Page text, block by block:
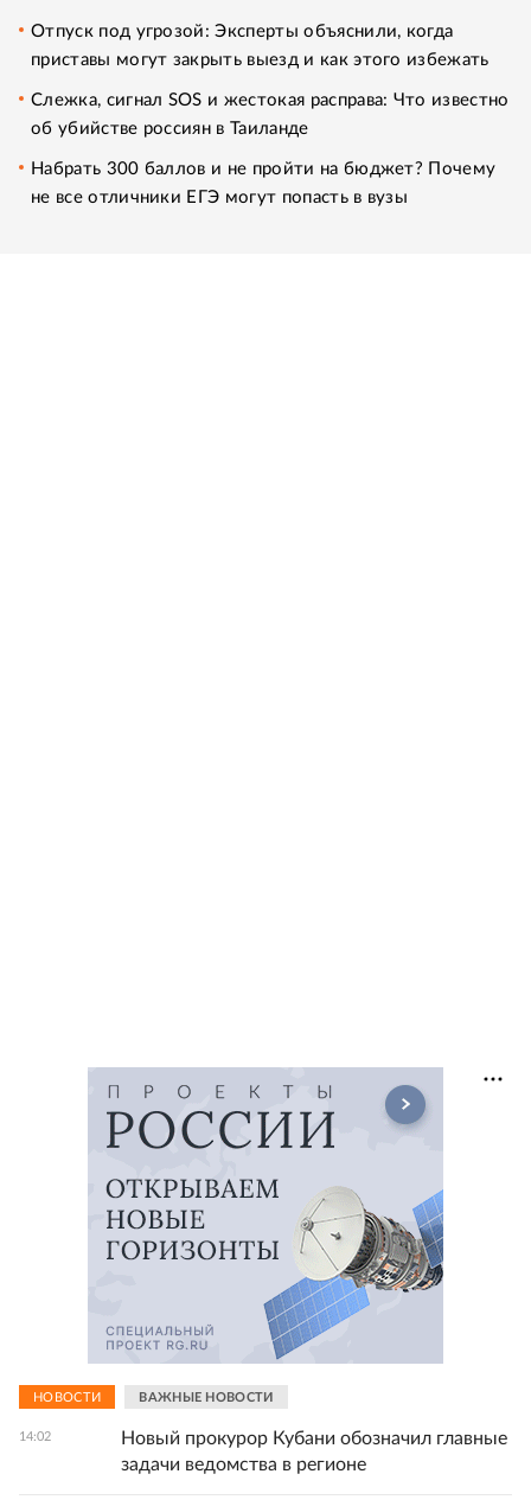
Отпуск под угрозой: Эксперты объяснили, когда
приставы могут закрыть выезд и как этого избежать
Слежка, сигнал SOS и жестокая расправа: Что известно
об убийстве россиян в Таиланде
Набрать 300 баллов и не пройти на бюджет? Почему
не все отличники ЕГЭ могут попасть в вузы
НОВОСТИ ВАЖНЫЕ НОВОСТИ
14:02
Новый прокурор Кубани обозначил главные
задачи ведомства в регионе